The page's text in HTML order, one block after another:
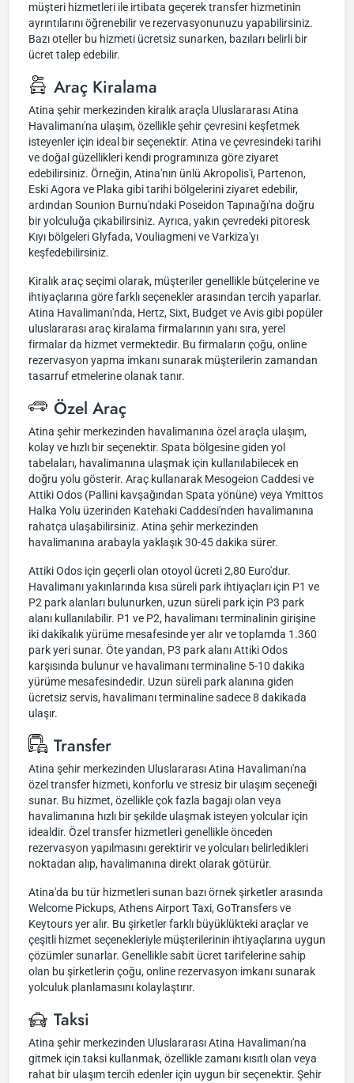
müşteri hizmetleri ile irtibata geçerek transfer hizmetinin
ayrıntılarını öğrenebilir ve rezervasyonunuzu yapabilirsiniz.
Bazı oteller bu hizmeti ücretsiz sunarken, bazıları belirli bir
ücret talep edebilir.
Araç Kiralama
Atina şehir merkezinden kiralık araçla Uluslararası Atina
Havalimanı'na ulaşım, özellikle şehir çevresini keşfetmek
isteyenler için ideal bir seçenektir. Atina ve çevresindeki tarihi
ve doğal güzellikleri kendi programınıza göre ziyaret
edebilirsiniz. Örneğin, Atina'nın ünlü Akropolis'i, Partenon,
Eski Agora ve Plaka gibi tarihi bölgelerini ziyaret edebilir,
ardından Sounion Burnu'ndaki Poseidon Tapınağı'na doğru
bir yolculuğa çıkabilirsiniz. Ayrıca, yakın çevredeki pitoresk
Kıyı bölgeleri Glyfada, Vouliagmeni ve Varkiza'yı
keşfedebilirsiniz.
Kiralık araç seçimi olarak, müşteriler genellikle bütçelerine ve
ihtiyaçlarına göre farklı seçenekler arasından tercih yaparlar.
Atina Havalimanı'nda, Hertz, Sixt, Budget ve Avis gibi popüler
uluslararası araç kiralama firmalarının yanı sıra, yerel
firmalar da hizmet vermektedir. Bu firmaların çoğu, online
rezervasyon yapma imkanı sunarak müşterilerin zamandan
tasarruf etmelerine olanak tanır.
Özel Araç
Atina şehir merkezinden havalimanına özel araçla ulaşım,
kolay ve hızlı bir seçenektir. Spata bölgesine giden yol
tabelaları, havalimanına ulaşmak için kullanılabilecek en
doğru yolu gösterir. Araç kullanarak Mesogeion Caddesi ve
Attiki Odos (Pallini kavşağından Spata yönüne) veya Ymittos
Halka Yolu üzerinden Katehaki Caddesi'nden havalimanına
rahatça ulaşabilirsiniz. Atina şehir merkezinden
havalimanına arabayla yaklaşık 30-45 dakika sürer.
Attiki Odos için geçerli olan otoyol ücreti 2,80 Euro'dur.
Havalimanı yakınlarında kısa süreli park ihtiyaçları için P1 ve
P2 park alanları bulunurken, uzun süreli park için P3 park
alanı kullanılabilir. P1 ve P2, havalimanı terminalinin girişine
iki dakikalık yürüme mesafesinde yer alır ve toplamda 1.360
park yeri sunar. Öte yandan, P3 park alanı Attiki Odos
karşısında bulunur ve havalimanı terminaline 5-10 dakika
yürüme mesafesindedir. Uzun süreli park alanına giden
ücretsiz servis, havalimanı terminaline sadece 8 dakikada
ulaşır.
Transfer
Atina şehir merkezinden Uluslararası Atina Havalimanı'na
özel transfer hizmeti, konforlu ve stresiz bir ulaşım seçeneği
sunar. Bu hizmet, özellikle çok fazla bagajı olan veya
havalimanına hızlı bir şekilde ulaşmak isteyen yolcular için
idealdir. Özel transfer hizmetleri genellikle önceden
rezervasyon yapılmasını gerektirir ve yolcuları belirledikleri
noktadan alıp, havalimanına direkt olarak götürür.
Atina'da bu tür hizmetleri sunan bazı örnek şirketler arasında
Welcome Pickups, Athens Airport Taxi, GoTransfers ve
Keytours yer alır. Bu şirketler farklı büyüklükteki araçlar ve
çeşitli hizmet seçenekleriyle müşterilerinin ihtiyaçlarına uygun
çözümler sunarlar. Genellikle sabit ücret tarifelerine sahip
olan bu şirketlerin çoğu, online rezervasyon imkanı sunarak
yolculuk planlamasını kolaylaştırır.
Taksi
Atina şehir merkezinden Uluslararası Atina Havalimanı'na
gitmek için taksi kullanmak, özellikle zamanı kısıtlı olan veya
rahat bir ulaşım tercih edenler için uygun bir seçenektir. Şehir